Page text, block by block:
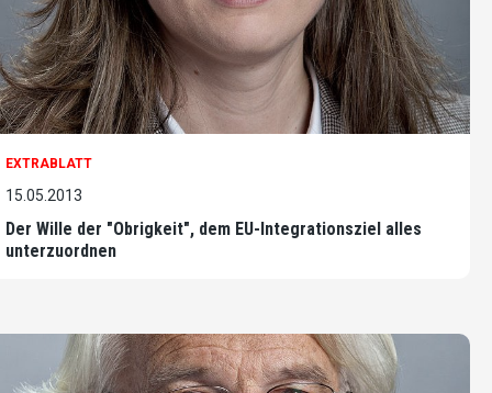
EXTRABLATT
15.05.2013
Der Wille der "Obrigkeit", dem EU-Integrationsziel alles
unterzuordnen